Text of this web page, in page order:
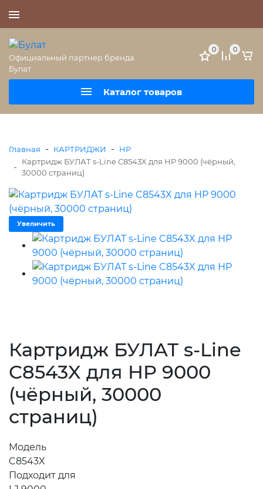
Официальный партнер бренда
Булат
Каталог товаров
0 0
Главная - КАРТРИДЖИ - HP
-
Картридж БУЛАТ s-Line C8543X для HP 9000 (чёрный,
30000 страниц)
Увеличить
Картридж БУЛАТ s-Line
C8543X для HP 9000
(чёрный, 30000
страниц)
Модель
C8543X
Подходит для